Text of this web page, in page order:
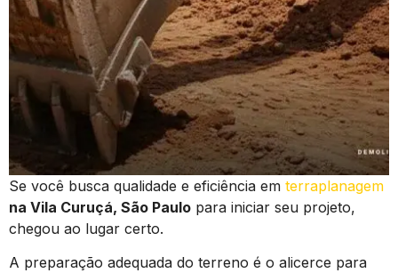
Se você busca qualidade e eficiência em terraplanagem
na Vila Curuçá, São Paulo para iniciar seu projeto,
chegou ao lugar certo.
A preparação adequada do terreno é o alicerce para